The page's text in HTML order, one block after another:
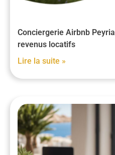
Conciergerie Airbnb
revenus locatifs
Lire la suite »